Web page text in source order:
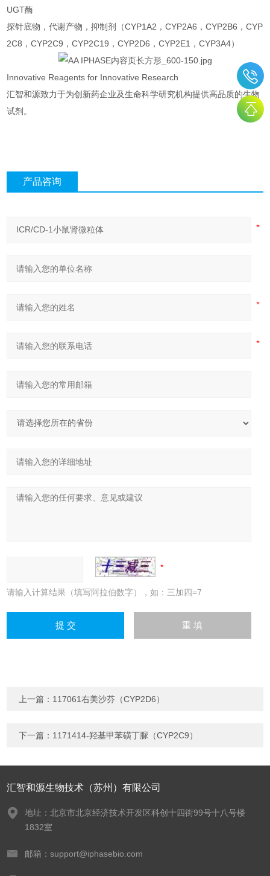
UGT酶
探针底物，代谢产物，抑制剂（CYP1A2，CYP2A6，CYP2B6，CYP
2C8，CYP2C9，CYP2C19，CYP2D6，CYP2E1，CYP3A4）
Innovative Reagents for Innovative Research
汇智和源致力于为创新药企业及生命科学研究机构提供高品质的生物
试剂。
产品咨询
请输入计算结果（填写阿拉伯数字），如：三加四=7
上一篇： 117061右美沙芬（CYP2D6）
下一篇： 1171414-羟基甲苯磺丁脲（CYP2C9）
汇智和源生物技术（苏州）有限公司
地址：北京市北京经济技术开发区科创十四街99号十八号楼
1832室
邮箱：support@iphasebio.com